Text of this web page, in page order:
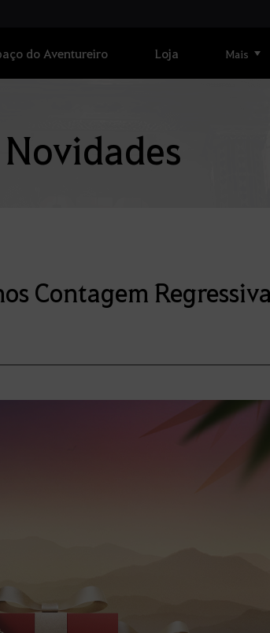
do Aventureiro Loja Mais
Novidades
Contagem